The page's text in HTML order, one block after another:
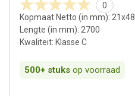
0
Kopmaat Netto (in mm): 21x48
Lengte (in mm): 2700
Kwaliteit: Klasse C
500+ stuks op voorraad